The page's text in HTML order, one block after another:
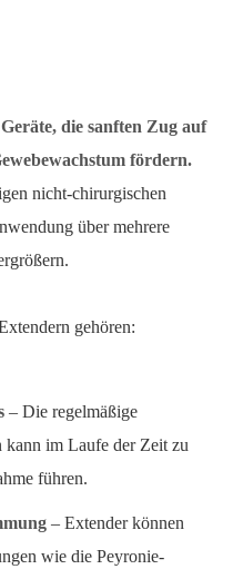
die sanften Zug auf
fördern.
nicht-chirurgischen
über mehrere
gehören:
– Die regelmäßige
im Laufe der Zeit zu
führen.
– Extender können
wie die Peyronie-